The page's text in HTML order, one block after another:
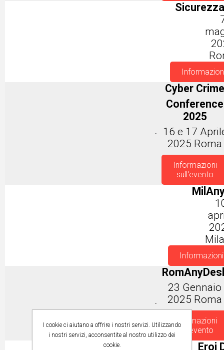
Cyber Crime
Conference
2025
16 e 17
2025 Roma
Informazioni
sull'evento
23 Gennaio
2025 Roma
Informazioni
sull'evento
Eroi
I cookie ci aiutano a offrire i nostri servizi. Utilizzando
i nostri servizi, acconsentite al nostro utilizzo dei
cookie.